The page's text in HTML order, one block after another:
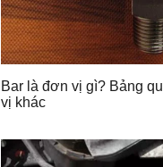
Bar là đơn vị gì? Bảng
vị khác